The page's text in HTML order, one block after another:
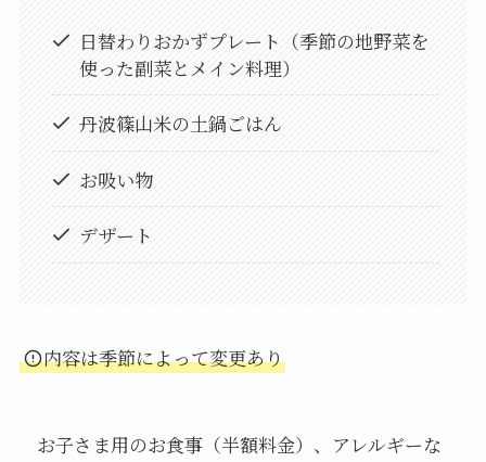
日替わりおかずプレート（季節の地野菜を
使った副菜とメイン料理）
丹波篠山米の土鍋ごはん
お吸い物
デザート
内容は季節によって変更あり
お子さま用のお食事（半額料金）、アレルギーな